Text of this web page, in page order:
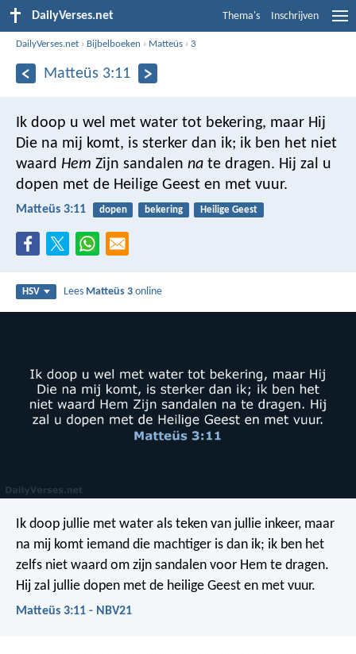
DailyVerses.net Thema's Inschrijven
DailyVerses.net › Bijbelboeken › Matteüs ›3
Matteüs 3:11
Ik doop u wel met water tot bekering, maar Hij
Die na mij komt, is sterker dan ik; ik ben het niet
waard Hem Zijn sandalen na te dragen. Hij zal u
dopen met de Heilige Geest en met vuur.
Matteüs 3:11 dopen bekering Heilige Geest
HSV Lees Matteüs 3 online
Ik doop jullie met water als teken van jullie inkeer, maar
na mij komt iemand die machtiger is dan ik; ik ben het
zelfs niet waard om zijn sandalen voor Hem te dragen.
Hij zal jullie dopen met de heilige Geest en met vuur.
Matteüs 3:11 - NBV21